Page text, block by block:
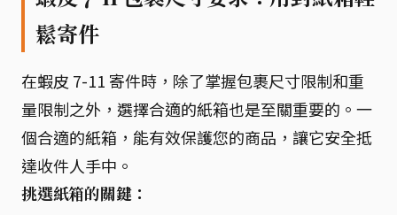
鬆寄件
在蝦皮 7-11 寄件時，除了掌握包裹尺寸限制和重
量限制之外，選擇合適的紙箱也是至關重要的。一
個合適的紙箱，能有效保護您的商品，讓它安全抵
達收件人手中。
挑選紙箱的關鍵：